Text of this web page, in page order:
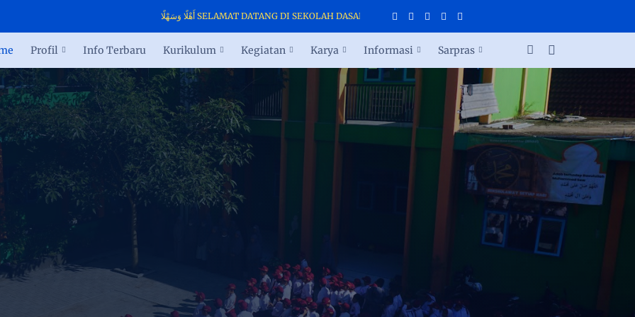
أَهْلًا وَسَهْلًا SELAMAT DATANG DI SEKOLAH DASAR ISLAM TERPADU CAHAYA INSANI PARAKAN
Profil Info Terbaru Kurikulum Kegiatan Karya Informasi Sarpras